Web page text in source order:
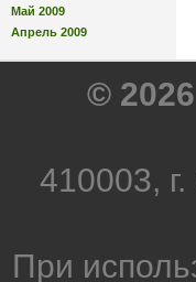
Май 2009
Апрель 2009
©
410003,
При